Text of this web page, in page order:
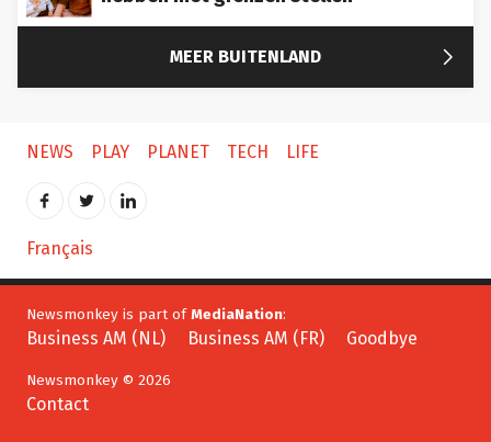
MEER BUITENLAND 
NEWS PLAY PLANET TECH LIFE
Français
Newsmonkey is part of MediaNation
Business AM (NL) Business AM (FR) Goodbye
Newsmonkey © 2026
Contact